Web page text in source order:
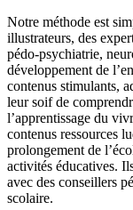
Notre méthode est
illustrateurs, des
pédo-psychiatrie,
développement de
contenus stimulants,
leur soif de
l’apprentissage du
contenus ressources
prolongement de
activités éducatives.
avec des conseillers
scolaire.